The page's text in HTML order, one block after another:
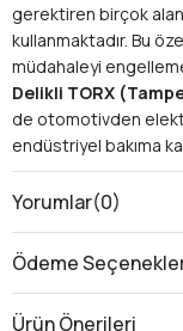
gerektiren birçok
kullanmaktadır. Bu
müdahaleyi
Delikli TORX
de otomotivden
endüstriyel bakıma
sıkça karşılaşıyor ve
aradığınız çözüm tam
erişim noktalarına
üstün Ceta Form
Yorumlar(0)
Ödeme
Ürün Önerileri